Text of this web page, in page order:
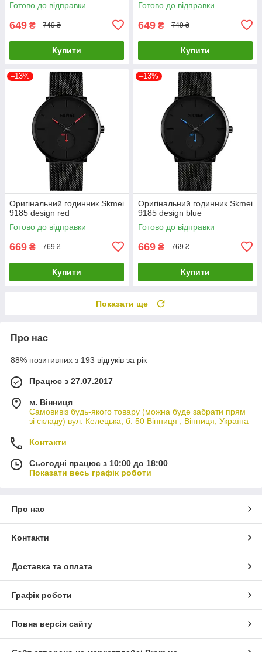
Готово до відправки
649 ₴ 749 ₴
Купити
Готово до відправки
649 ₴ 749 ₴
Купити
–13%
Оригінальний годинник Skmei
9185 design red
Готово до відправки
669 ₴ 769 ₴
Купити
–13%
Оригінальний годинник Skmei
9185 design blue
Готово до відправки
669 ₴ 769 ₴
Купити
Показати ще
Про нас
88% позитивних з 193 відгуків за рік
Працює з 27.07.2017
м. Вінниця
Самовивіз будь-якого товару (можна буде забрати прям
зі складу) вул. Келецька, б. 50 Вінниця , Вінниця, Україна
Контакти
Сьогодні працює з 10:00 до 18:00
Показати весь графік роботи
Про нас
Контакти
Доставка та оплата
Графік роботи
Повна версія сайту